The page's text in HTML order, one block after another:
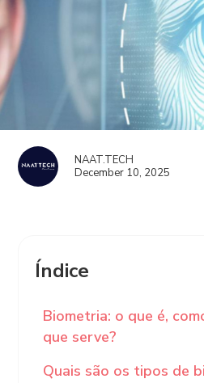
NAAT.TECH
December 10, 2025
Índice
Biometria: o que é,
que serve?
Quais são os tipos de